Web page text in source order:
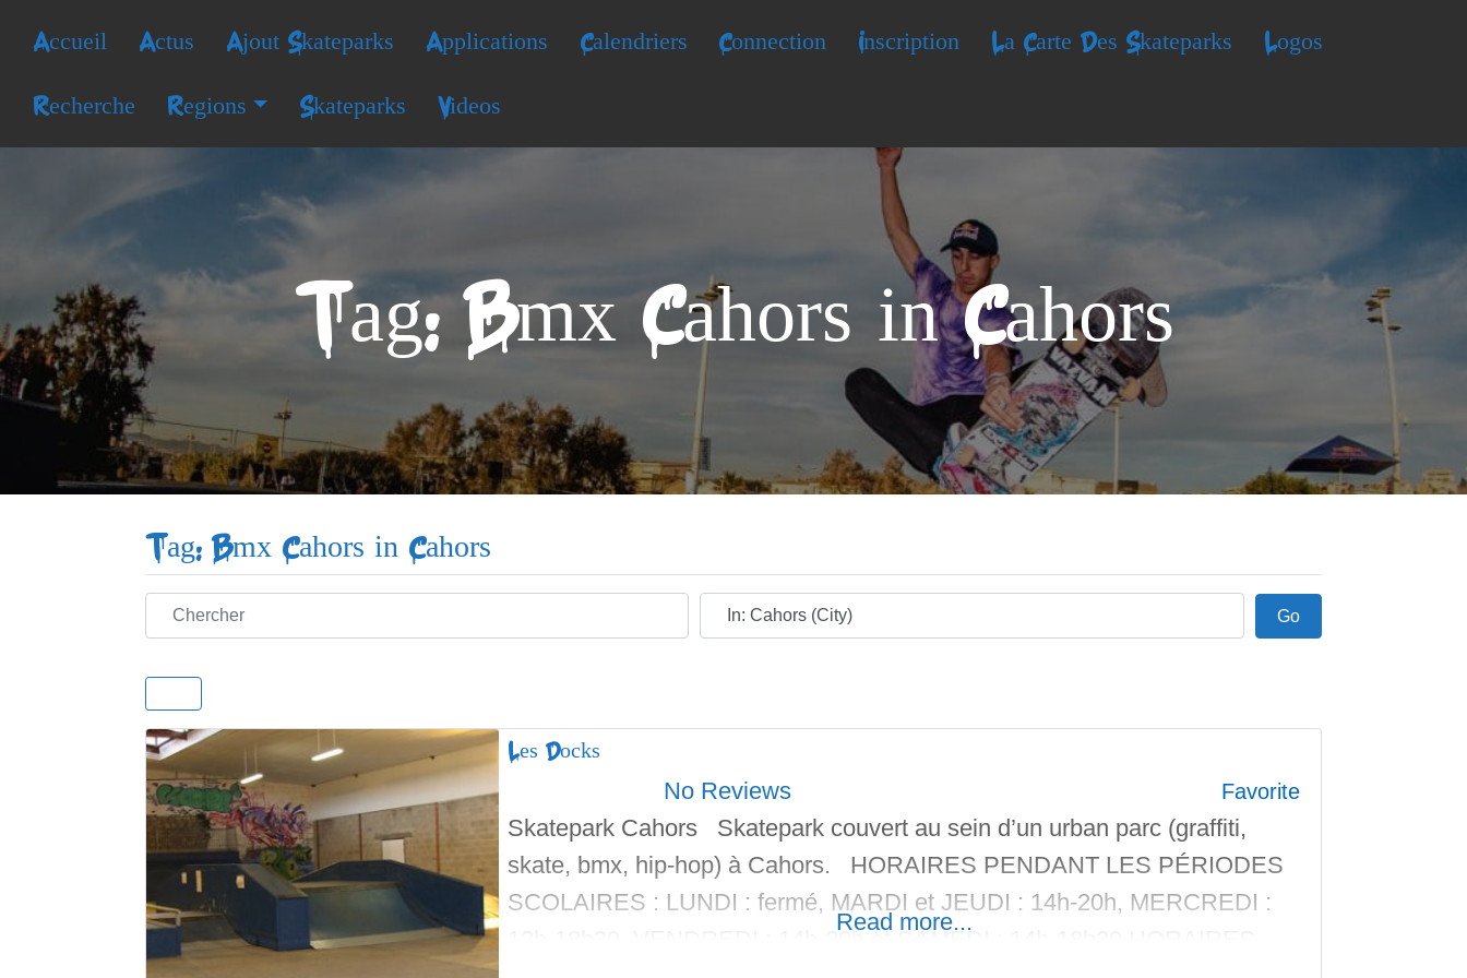
Accueil Actus Ajout Skateparks Applications Calendriers Connection Inscription La Carte Des Skateparks Logos
Recherche Regions Skateparks Videos
Tag: Bmx Cahors in Cahors
Tag: Bmx Cahors in Cahors
Chercher Ville GoGo
Les Docks
No Reviews Favorite
Skatepark Cahors Skatepark couvert au sein d’un urban parc (graffiti,
skate, bmx, hip-hop) à Cahors. HORAIRES PENDANT LES PÉRIODES
SCOLAIRES : LUNDI : fermé, MARDI et JEUDI : 14h-20h, MERCREDI :
12h-18h30, VENDREDI : 14h-20h et SAMEDI : 14h-18h30 HORAIRES
Read more...